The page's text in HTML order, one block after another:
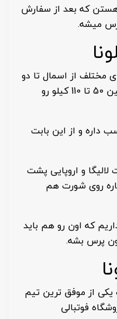
که بعد از سفارش
میشه.
مختلف از اسمال تا دو
ایکس لارج که حدودا رنج وزنی بین 50 تا 110 کیلو رو
داره و از این بابت
و اروپایی پشت
روی شورت هم
که اون رو هم باید
پرس بشه.
از موفق ترین تیم
فوتبالی